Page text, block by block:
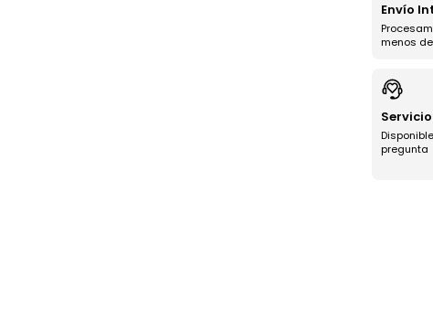
Envío
menos
pregunta